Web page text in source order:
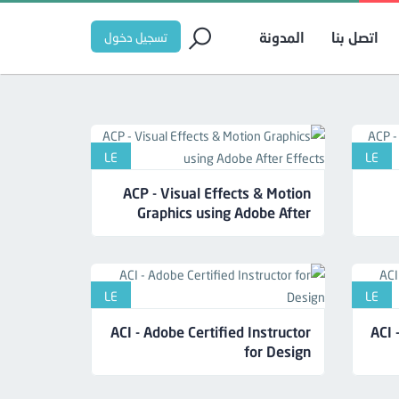
تسجيل دخول اتصل بنا المدونة
LE
LE
ACP - Visual Effects & Motion
Graphics using Adobe After
Effects
LE
ACI
LE
ACI - Adobe Certified Instructor
for Design